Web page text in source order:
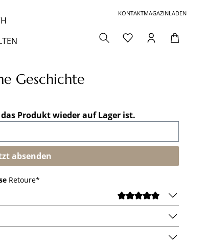
KONTAKTMAGAZINLADEN
Geschichte
Produkt wieder auf Lager ist.
absenden
Retoure*